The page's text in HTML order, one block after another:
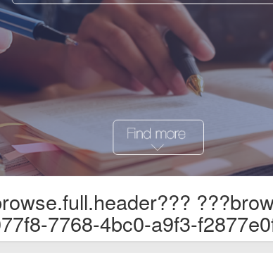
7768-4bc0-a9f3-